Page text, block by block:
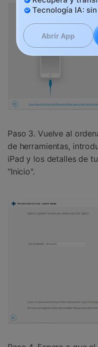
Paso 3. Vuelve al
de herramientas,
iPad y los detalles de
"Inicio".
Tecnología IA:
Abrir App